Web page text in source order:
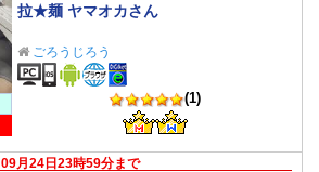
拉★麺 ヤマオカさん
ごろうじろう
(1)
09月24日23時59分まで